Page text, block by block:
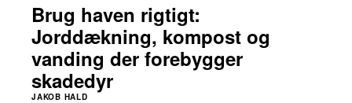
Brug haven rigtigt:
Jorddækning, kompost og
vanding der forebygger
skadedyr
JAKOB HALD